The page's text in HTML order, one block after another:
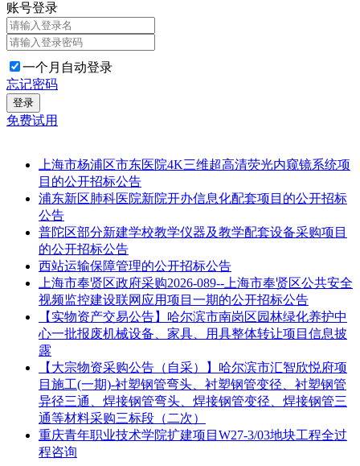
账号登录
一个月自动登录
忘记密码
登录
免费试用
上海市杨浦区市东医院4K三维超高清荧光内窥镜系统项
目的公开招标公告
浦东新区肺科医院新院开办信息化配套项目的公开招标
公告
普陀区部分新建学校教学仪器及教学配套设备采购项目
的公开招标公告
西站运输保障管理的公开招标公告
上海市奉贤区政府采购2026-089--上海市奉贤区公共安全
视频监控建设联网应用项目一期的公开招标公告
【实物资产交易公告】哈尔滨市南岗区园林绿化养护中
心一批报废机械设备、家具、用具整体转让项目信息披
露
【大宗物资采购公告（自采）】哈尔滨市汇智欣悦府项
目施工(一期)-衬塑钢管弯头、衬塑钢管变径、衬塑钢管
异径三通、焊接钢管弯头、焊接钢管变径、焊接钢管三
通等材料采购三标段（二次）
重庆青年职业技术学院扩建项目W27-3/03地块工程全过
程咨询